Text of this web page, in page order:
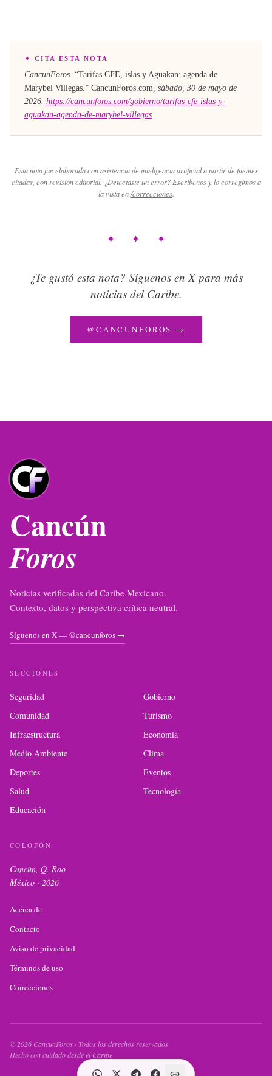
✦ CITA ESTA NOTA
CancunForos. “Tarifas CFE, islas y Aguakan: agenda de
Marybel Villegas.” CancunForos.com, sábado, 30 de mayo de
2026. https://cancunforos.com/gobierno/tarifas-cfe-islas-y-
aguakan-agenda-de-marybel-villegas
Esta nota fue elaborada con asistencia de inteligencia artificial a partir de fuentes
citadas, con revisión editorial. ¿Detectaste un error? Escríbenos y lo corregimos a
la vista en /correcciones.
✦ ✦ ✦
¿Te gustó esta nota? Síguenos en X para más
noticias del Caribe.
@CANCUNFOROS →
Cancún
Foros
Noticias verificadas del Caribe Mexicano.
Contexto, datos y perspectiva crítica neutral.
Síguenos en X — @cancunforos →
SECCIONES
Seguridad
Gobierno
Comunidad
Turismo
Infraestructura
Economía
Medio Ambiente
Clima
Deportes
Eventos
Salud
Tecnología
Educación
COLOFÓN
Cancún, Q. Roo
México · 2026
Acerca de
Contacto
Aviso de privacidad
Términos de uso
Correcciones
© 2026 CancunForos · Todos los derechos reservados
Hecho con cuidado desde el Caribe